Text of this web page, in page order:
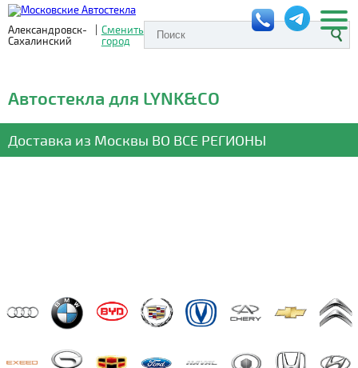
Александровск-
Сахалинский
| Сменить
город
Автостекла для LYNK&CO
Доставка из Москвы ВО ВСЕ РЕГИОНЫ